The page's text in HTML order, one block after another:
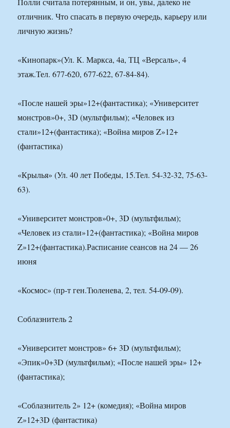
отличник. Что спасать в первую очередь, карьеру или
личную жизнь?
«Кинопарк»(Ул. К. Маркса, 4а, ТЦ «Версаль», 4
этаж.Тел. 677-620, 677-622, 67-84-84).
«После нашей эры»12+(фантастика); «Университет
монстров»0+, 3D (мультфильм); «Человек из
стали»12+(фантастика); «Война миров Z»12+
(фантастика)
«Крылья» (Ул. 40 лет Победы, 15.Тел. 54-32-32, 75-63-
63).
«Университет монстров»0+, 3D (мультфильм);
«Человек из стали»12+(фантастика); «Война миров
Z»12+(фантастика).Расписание сеансов на 24 — 26
июня
«Космос» (пр-т ген.Тюленева, 2, тел. 54-09-09).
Соблазнитель 2
«Университет монстров» 6+ 3D (мультфильм);
«Эпик»0+3D (мультфильм); «После нашей эры» 12+
(фантастика);
«Соблазнитель 2» 12+ (комедия); «Война миров
Z»12+3D (фантастика)